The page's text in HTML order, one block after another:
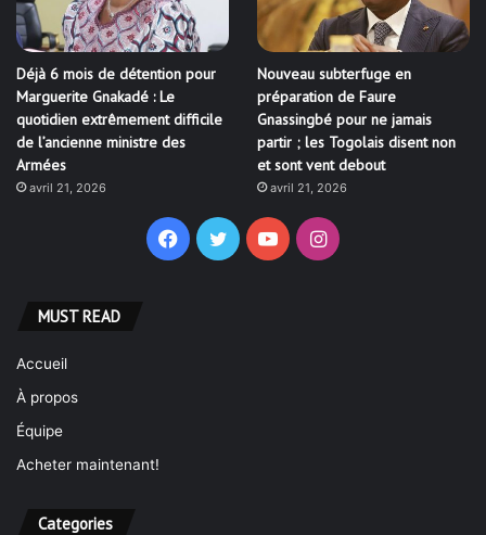
Déjà 6 mois de détention pour
Marguerite Gnakadé : Le
quotidien extrêmement difficile
de l’ancienne ministre des
Armées
avril 21, 2026
Nouveau subterfuge en
préparation de Faure
Gnassingbé pour ne jamais
partir ; les Togolais disent non
et sont vent debout
avril 21, 2026
Facebook
TwitterYouTubeInstagram
MUST READ
Accueil
À propos
Équipe
Acheter maintenant!
Categories